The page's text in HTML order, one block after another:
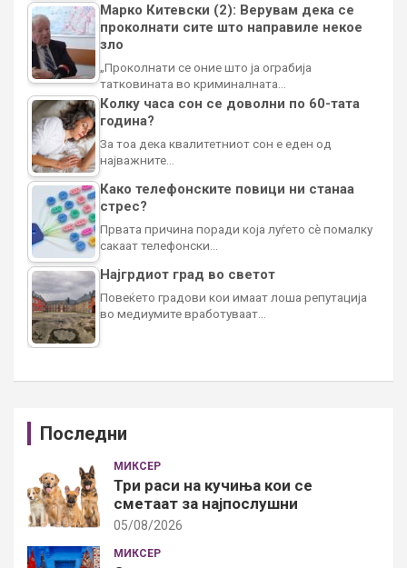
Марко Китевски (2): Верувам дека се
проколнати сите што направиле некое
зло
„Проколнати се оние што ја ограбија
татковината во криминалната…
Колку часа сон се доволни по 60-тата
година?
За тоа дека квалитетниот сон е еден од
најважните…
Како телефонските повици ни станаа
стрес?
Првата причина поради која луѓето сè помалку
сакаат телефонски…
Најгрдиот град во светот
Повеќето градови кои имаат лоша репутација
во медиумите вработуваат…
Последни
МИКСЕР
Три раси на кучиња кои се
сметаат за најпослушни
05/08/2026
МИКСЕР